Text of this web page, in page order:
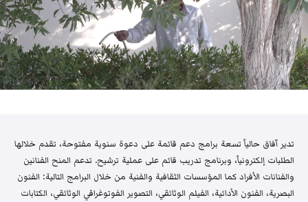
تدير آفاق حالياً تسعة برامج دعم قائمة على دعوة سنوية مفتوحة، تقدم خلالها
الطلبات إلكترونياً، وبرنامج تدريب قائم على عملية ترشيح. تدعم المنح الفنانين
والفنانات الأفراد كما المؤسسات الثقافية والفنية من خلال البرامج التالية: الفنون
البصرية، الفنون الأدائية، الفيلم الوثائقي، التصوير الفوتوغرافي الوثائقي، الكتابات